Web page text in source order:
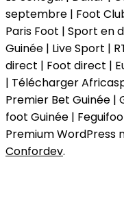
septembre | Foot
Paris Foot | Sport en
Guinée | Live Sport |
direct | Foot direct |
| Télécharger
Premier Bet Guinée |
foot Guinée |
Premium WordPress
Confordev.